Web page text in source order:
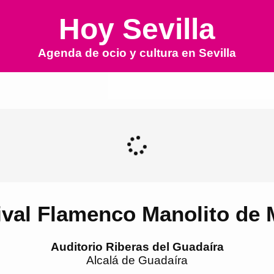
Hoy Sevilla
Agenda de ocio y cultura en Sevilla
Flamenco Manolito de
Auditorio Riberas del Guadaíra
Alcalá de Guadaíra